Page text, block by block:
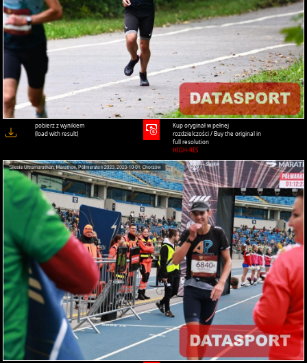
pobierz z wynikiem
(load with result)
Kup oryginał w pełnej
rozdzielczości / Buy the original in
full resolution
HIGH-RES